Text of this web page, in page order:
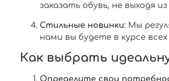
заказать обувь, не выходя
Стильные новинки: Мы
нами вы будете в курсе
Как выбрать
Определите свои